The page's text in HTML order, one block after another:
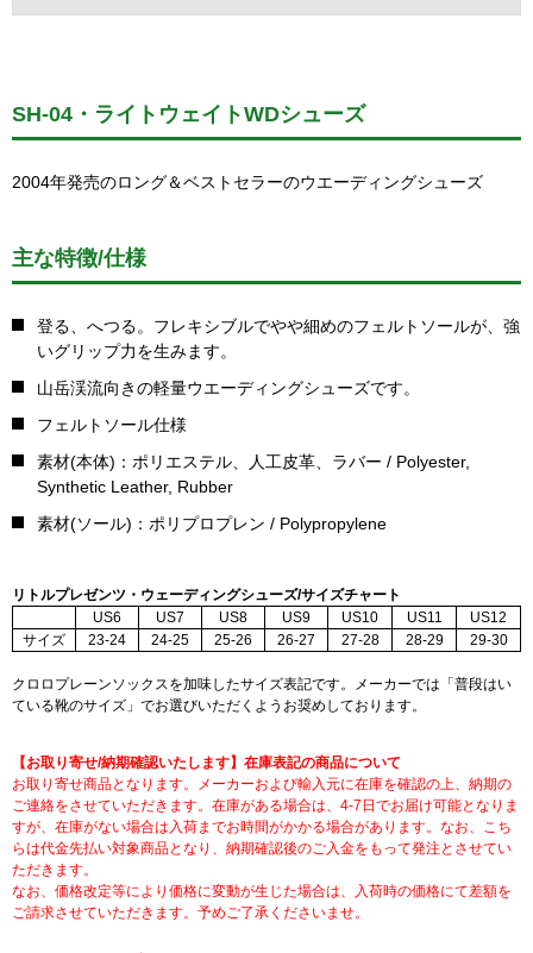
SH-04・ライトウェイトWDシューズ
2004年発売のロング＆ベストセラーのウエーディングシューズ
主な特徴/仕様
登る、へつる。フレキシブルでやや細めのフェルトソールが、強
いグリップ力を生みます。
山岳渓流向きの軽量ウエーディングシューズです。
フェルトソール仕様
素材(本体)：ポリエステル、人工皮革、ラバー / Polyester,
Synthetic Leather, Rubber
素材(ソール)：ポリプロプレン / Polypropylene
リトルプレゼンツ・ウェーディングシューズ/サイズチャート
US6
US7 US8 US9 US10 US11
US12
サイズ
23-24 24-25 25-26 26-27 27-28 28-29 29-30
クロロプレーンソックスを加味したサイズ表記です。メーカーでは「普段はい
ている靴のサイズ」でお選びいただくようお奨めしております。
【お取り寄せ/納期確認いたします】在庫表記の商品について
お取り寄せ商品となります。メーカーおよび輸入元に在庫を確認の上、納期の
ご連絡をさせていただきます。在庫がある場合は、4-7日でお届け可能となりま
すが、在庫がない場合は入荷までお時間がかかる場合があります。なお、こち
らは代金先払い対象商品となり、納期確認後のご入金をもって発注とさせてい
ただきます。
なお、価格改定等により価格に変動が生じた場合は、入荷時の価格にて差額を
ご請求させていただきます。予めご了承くださいませ。